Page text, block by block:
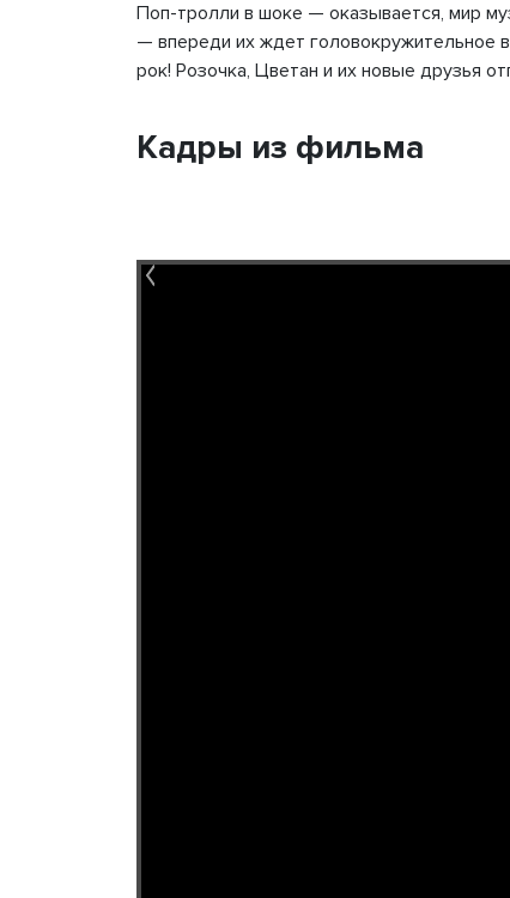
Поп-тролли в шоке — оказывается, мир
— впереди их ждет головокружительное
рок! Розочка, Цветан и их новые друзья
Кадры из фильма